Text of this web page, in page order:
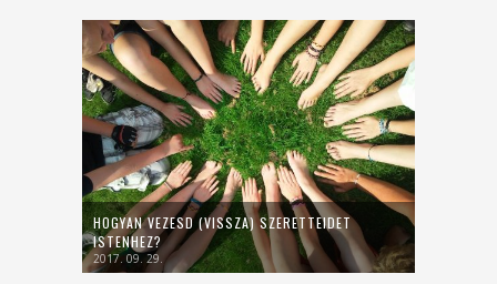
HOGYAN VEZESD (VISSZA) SZERETTEIDET
ISTENHEZ?
2017. 09. 29.